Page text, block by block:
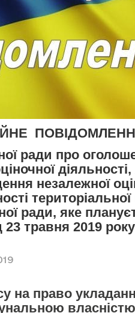
ради про
незалежної
ради, яке
23 травня 2019 року
на право
власністю